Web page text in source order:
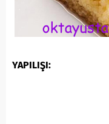
YAPILIŞI: